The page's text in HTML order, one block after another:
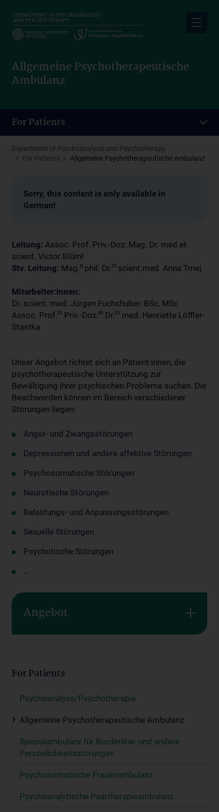
main
content
Allgemeine Psychotherapeutische
Ambulanz
For Patients
Department of Psychoanalysis and Psychotherapy
For Patients
Allgemeine Psychotherapeutische Ambulanz
Sorry, this content is only available in
German!
Leitung: Assoc. Prof. Priv.-Doz. Mag. Dr. med et
scient. Victor Blüml
Stv. Leitung: Mag.a phil. Dr.in scient.med. Anna Tmej
Mitarbeiter:innen:
Dr. scient. med. Jürgen Fuchshuber, BSc, MSc
Assoc. Prof.in Priv.-Doz.in Dr.in med. Henriette Löffler-
Stastka
Unser Angebot richtet sich an Patient:innen, die
psychotherapeutische Unterstützung zur
Bewältigung ihrer psychischen Probleme suchen. Die
Beschwerden können im Bereich verschiedener
Störungen liegen:
Angst- und Zwangsstörungen
Depressionen und andere affektive Störungen
Psychosomatische Störungen
Neurotische Störungen
Belastungs- und Anpassungsstörungen
Sexuelle Störungen
Psychotische Störungen
...
Angebot
For Patients
Psychoanalyse/Psychotherapie
Allgemeine Psychotherapeutische Ambulanz
Spezialambulanz für Borderline- und andere
Persönlichkeitsstörungen
Psychosomatische Frauenambulanz
Psychoanalytische Paartherapieambulanz